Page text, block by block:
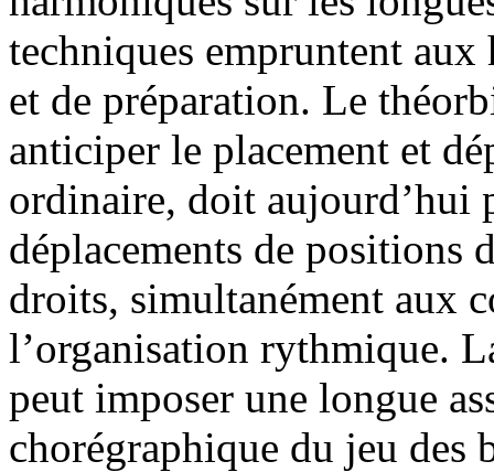
techniques empruntent aux
et de préparation. Le
anticiper le placement et
ordinaire, doit aujourd’hui
déplacements de positions
droits, simultanément aux
l’organisation rythmique.
peut imposer une longue
chorégraphique du jeu des